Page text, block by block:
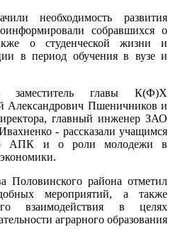
необходимость развития
собравшихся о
о студенческой жизни и
в период обучения в вузе и
заместитель главы К(Ф)Х
Александрович Пшеничников и
главный инженер ЗАО
- рассказали учащимся
АПК и о роли молодежи в
Половинского района отметил
мероприятий, а также
взаимодействия в целях
аграрного образования